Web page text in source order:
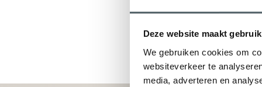
Deze website maakt
We gebruiken cookies om
websiteverkeer te
media, adverteren en